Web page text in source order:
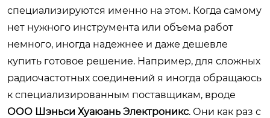
специализируются именно на этом. Когда самому
нет нужного инструмента или объема работ
немного, иногда надежнее и даже дешевле
купить готовое решение. Например, для сложных
радиочастотных соединений я иногда обращаюсь
к специализированным поставщикам, вроде
ООО Шэньси Хуаюань Электроникс. Они как раз с